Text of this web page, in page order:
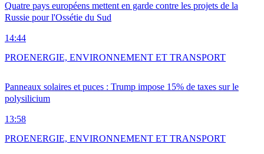
Quatre pays européens mettent en garde contre les projets de la
Russie pour l'Ossétie du Sud
14:44
Panneaux solaires et puces : Trump impose 15% de taxes sur le
polysilicium
13:58
PROENERGIE, ENVIRONNEMENT ET TRANSPORT
PROENERGIE, ENVIRONNEMENT ET TRANSPORT